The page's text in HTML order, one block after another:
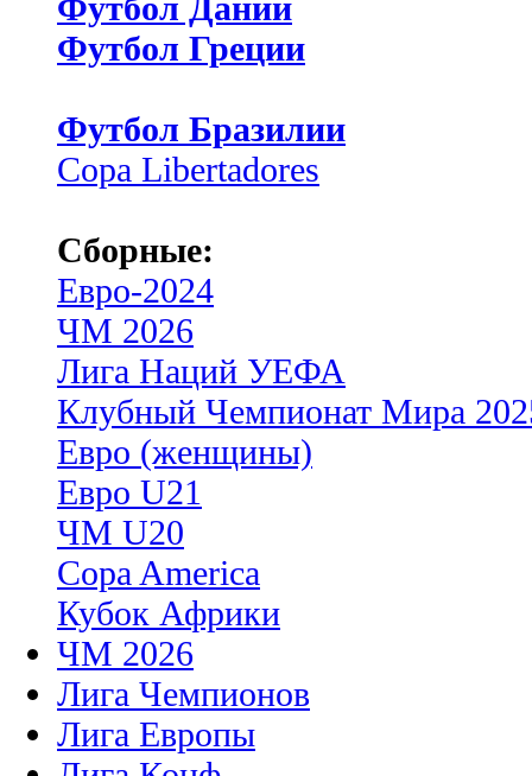
Футбол Греции
Футбол Бразилии
Copa Libertadores
Сборные:
Евро-2024
ЧМ 2026
Лига Наций УЕФА
Клубный Чемпионат Мира
Евро (женщины)
Евро U21
ЧМ U20
Copa America
Кубок Африки
ЧМ 2026
Лига Чемпионов
Лига Европы